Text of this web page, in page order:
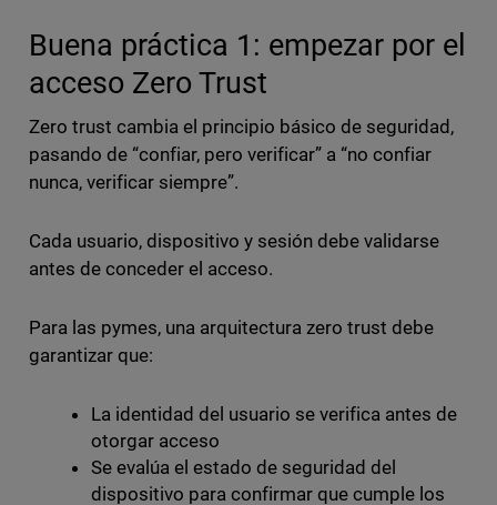
Buena práctica 1: empezar por el
acceso Zero Trust
Zero trust cambia el principio básico de seguridad,
pasando de “confiar, pero verificar” a “no confiar
nunca, verificar siempre”.
Cada usuario, dispositivo y sesión debe validarse
antes de conceder el acceso.
Para las pymes, una arquitectura zero trust debe
garantizar que:
La identidad del usuario se verifica antes de
otorgar acceso
Se evalúa el estado de seguridad del
dispositivo para confirmar que cumple los